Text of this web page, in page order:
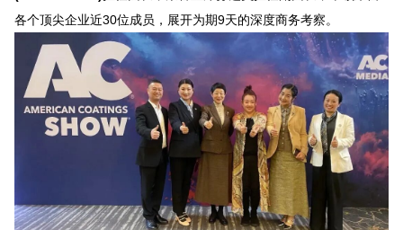
各个顶尖企业近30位成员，展开为期9天的深度商务考察。